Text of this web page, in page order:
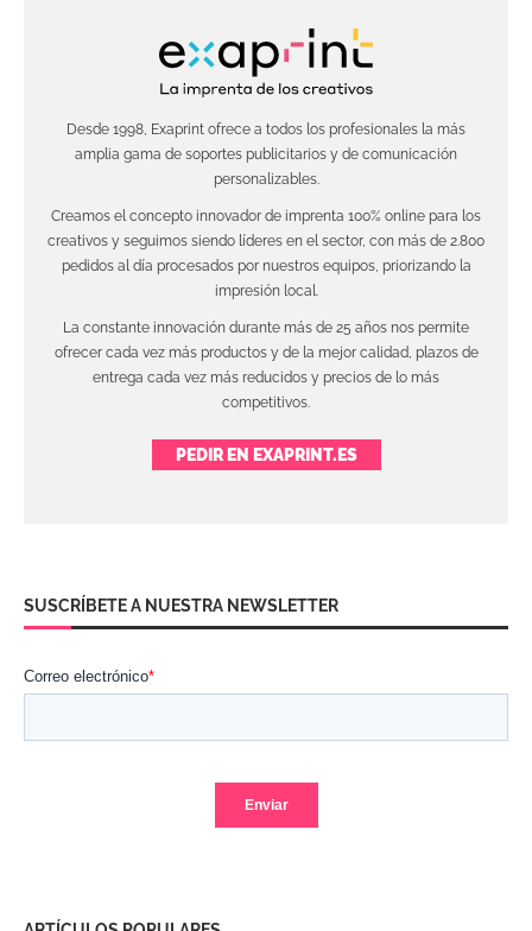
Desde 1998, Exaprint ofrece a todos los profesionales la más
amplia gama de soportes publicitarios y de comunicación
personalizables.
Creamos el concepto innovador de imprenta 100% online para los
creativos y seguimos siendo líderes en el sector, con más de 2.800
pedidos al día procesados por nuestros equipos, priorizando la
impresión local.
La constante innovación durante más de 25 años nos permite
ofrecer cada vez más productos y de la mejor calidad, plazos de
entrega cada vez más reducidos y precios de lo más
competitivos.
PEDIR EN EXAPRINT.ES
SUSCRÍBETE A NUESTRA NEWSLETTER